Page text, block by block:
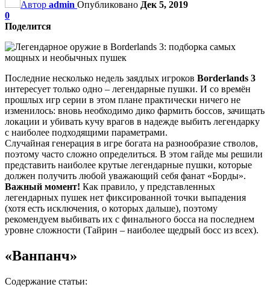
Автор admin Опубликовано Дек 5, 2019
0
Поделится
Последние несколько недель заядлых игроков Borderlands 3
интересует только одно – легендарные пушки. И со времён
прошлых игр серии в этом плане практически ничего не
изменилось: вновь необходимо дико фармить боссов, зачищать
локации и убивать кучу врагов в надежде выбить легендарку
с наиболее подходящими параметрами.
Случайная генерация в игре богата на разнообразие стволов,
поэтому часто сложно определиться. В этом гайде мы решили
представить наиболее крутые легендарные пушки, которые
должен получить любой уважающий себя фанат «Борды».
Важный момент! Как правило, у представленных
легендарных пушек нет фиксированной точки выпадения
(хотя есть исключения, о которых дальше), поэтому
рекомендуем выбивать их с финального босса на последнем
уровне сложности (Тайрин – наиболее щедрый босс из всех).
«Ванпанч»
Содержание статьи: